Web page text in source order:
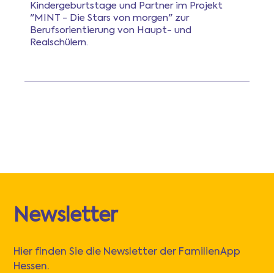
Kindergeburtstage und Partner im Projekt
"MINT - Die Stars von morgen" zur
Berufsorientierung von Haupt- und
Realschülern.
Newsletter
Hier finden Sie die Newsletter der FamilienApp
Hessen.